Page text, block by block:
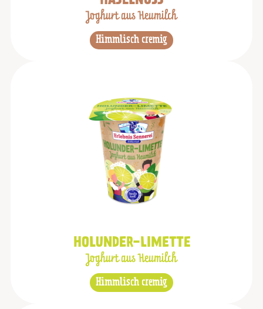
Joghurt aus Heumilch
Himmlisch cremig
HOLUNDER-LIMETTE
Joghurt aus Heumilch
Himmlisch cremig